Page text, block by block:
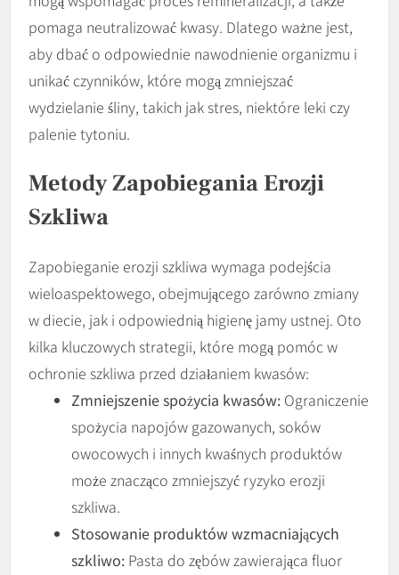
pomaga neutralizować kwasy. Dlatego ważne jest,
aby dbać o odpowiednie nawodnienie organizmu i
unikać czynników, które mogą zmniejszać
wydzielanie śliny, takich jak stres, niektóre leki czy
palenie tytoniu.
Metody Zapobiegania Erozji
Szkliwa
Zapobieganie erozji szkliwa wymaga podejścia
wieloaspektowego, obejmującego zarówno zmiany
w diecie, jak i odpowiednią higienę jamy ustnej. Oto
kilka kluczowych strategii, które mogą pomóc w
ochronie szkliwa przed działaniem kwasów:
Zmniejszenie spożycia kwasów: Ograniczenie
spożycia napojów gazowanych, soków
owocowych i innych kwaśnych produktów
może znacząco zmniejszyć ryzyko erozji
szkliwa.
Stosowanie produktów wzmacniających
szkliwo: Pasta do zębów zawierająca fluor